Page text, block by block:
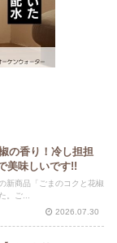
の香り！冷し担担
美味しいです!!
新商品「ごまのコクと花椒
。ご...
2026.07.30